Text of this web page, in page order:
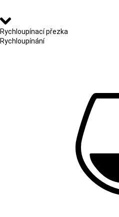
Rychloupínací přezka
Rychloupínání